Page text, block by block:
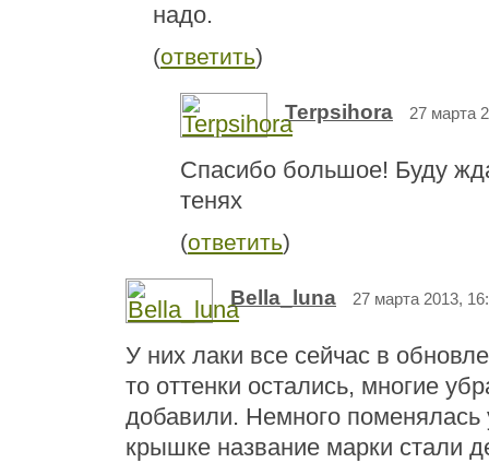
надо.
(ответить)
Terpsihora 27 марта
Спасибо большое! Буду
тенях
(ответить)
Bella_luna 27 марта 2013,
У них лаки все сейчас в
то оттенки остались, многие
добавили. Немного поменялась
крышке название марки стали